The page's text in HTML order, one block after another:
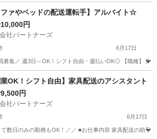
スタッフ
ファやベッドの配送運転手】アルバイト☆
円
社パートナーズ
6月17日
募集／ 週3日～OK！シフト自由・週払いOK◎ 【職種】
岐阜 各務原市 配送
業OK！シフト自由】家具配送のアシスタント
円
社パートナーズ
6月17日
数日のみの勤務もOK！／／ ■お仕事内容 家具配送の助手